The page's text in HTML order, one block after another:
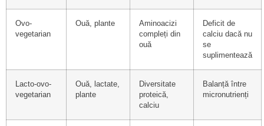
Ovo-
vegetarian
Ouă, plante
Aminoacizi
compleți din
ouă
Deficit de
calciu dacă nu
se
suplimentează
Lacto-ovo-
vegetarian
Ouă, lactate,
plante
Diversitate
proteică,
calciu
Balanță între
micronutrienți